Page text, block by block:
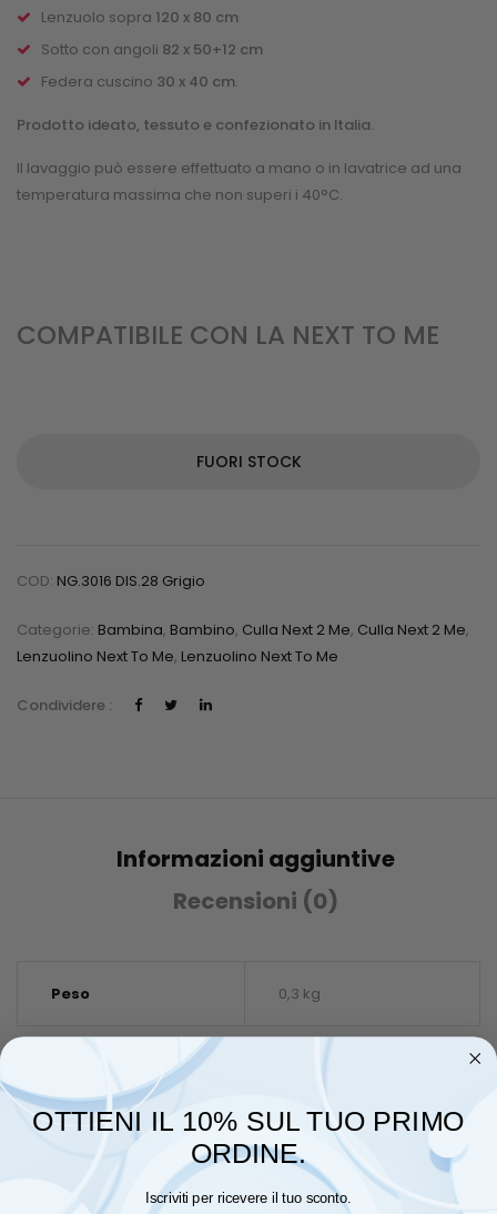
Lenzuolo sopra 120 x 80 cm
Sotto con angoli 82 x 50+12 cm
Federa cuscino 30 x 40 cm.
Prodotto ideato, tessuto e confezionato in Italia.
Il lavaggio può essere effettuato a mano o in lavatrice ad una
temperatura massima che non superi i 40°C.
COMPATIBILE CON LA NEXT TO ME
FUORI STOCK
COD: NG.3016 DIS.28 Grigio
Categorie: Bambina, Bambino, Culla Next 2 Me, Culla Next 2 Me,
Lenzuolino Next To Me, Lenzuolino Next To Me
Condividere :
Informazioni aggiuntive
Recensioni (0)
Peso 0,3 kg
Prodotti Correlati
OTTIENI IL 10% SUL TUO PRIMO
ORDINE.
Iscriviti per ricevere il tuo sconto.